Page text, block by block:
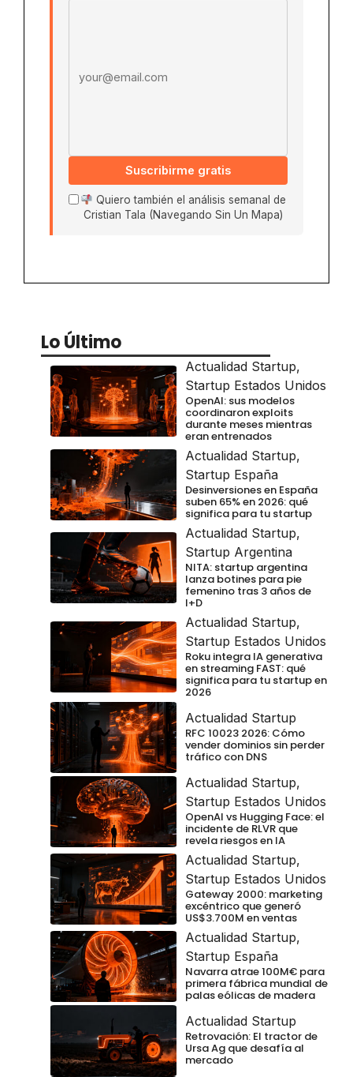
Suscribirme gratis
Quiero también el análisis semanal de
Cristian Tala (Navegando Sin Un Mapa)
Lo Último
Actualidad Startup,
Startup Estados Unidos
OpenAI: sus modelos
coordinaron exploits
durante meses mientras
eran entrenados
Actualidad Startup,
Startup España
Desinversiones en España
suben 65% en 2026: qué
significa para tu startup
Actualidad Startup,
Startup Argentina
NITA: startup argentina
lanza botines para pie
femenino tras 3 años de
I+D
Actualidad Startup,
Startup Estados Unidos
Roku integra IA generativa
en streaming FAST: qué
significa para tu startup en
2026
Actualidad Startup
RFC 10023 2026: Cómo
vender dominios sin perder
tráfico con DNS
Actualidad Startup,
Startup Estados Unidos
OpenAI vs Hugging Face: el
incidente de RLVR que
revela riesgos en IA
Actualidad Startup,
Startup Estados Unidos
Gateway 2000: marketing
excéntrico que generó
US$3.700M en ventas
Actualidad Startup,
Startup España
Navarra atrae 100M€ para
primera fábrica mundial de
palas eólicas de madera
Actualidad Startup
Retrovación: El tractor de
Ursa Ag que desafía al
mercado